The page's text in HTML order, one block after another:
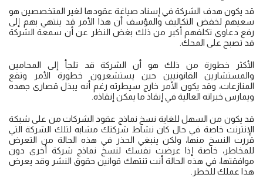
قد يكون هدف الشركة في إسناد صياغة عقودها لغير المتخصصين هو
سعيهم لخفض التكاليف والمؤسف أن هذا الأمر قد ينتهي بهم إلى
رفع دعاوى تكلفهم أكبر من ذلك بغض النظر عن أن سمعة الشركة
قد تصبح على المحك.
الأكثر خطورة من ذلك هو أن الشركة قد تلجأ إلى المحامين
والمستشارين القانونيين حين يستشعرون خطورة الأمر وتقع
المنازعات، وقد يكون الأمر خارج سيطرته رغم أنه يبذل قصارى جهده
ويمارس خبراته العالية في إنقاذ ما يمكن إنقاذه.
قد يكون من السهل للغاية نسخ نماذج عقود الشركات من على شبكة
الإنترنت خاصة في حال كان نشاط شركتك مشابه لتلك الشركة التي
قررت النسخ منها، ولكن ينبغي الحذر في هذه الحالة من التعرض
للمخاطر، خاصة إذا عرضت نفسك لنسخ نماذج شركة أخرى دون
موافقتها، في هذه الحالة أنت تنتهك قوانين حقوق النشر وقد يعرض
هذا عملك للخطر.